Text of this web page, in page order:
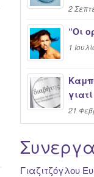
2
“Oι
1
21
Γιαζιτζόγλου